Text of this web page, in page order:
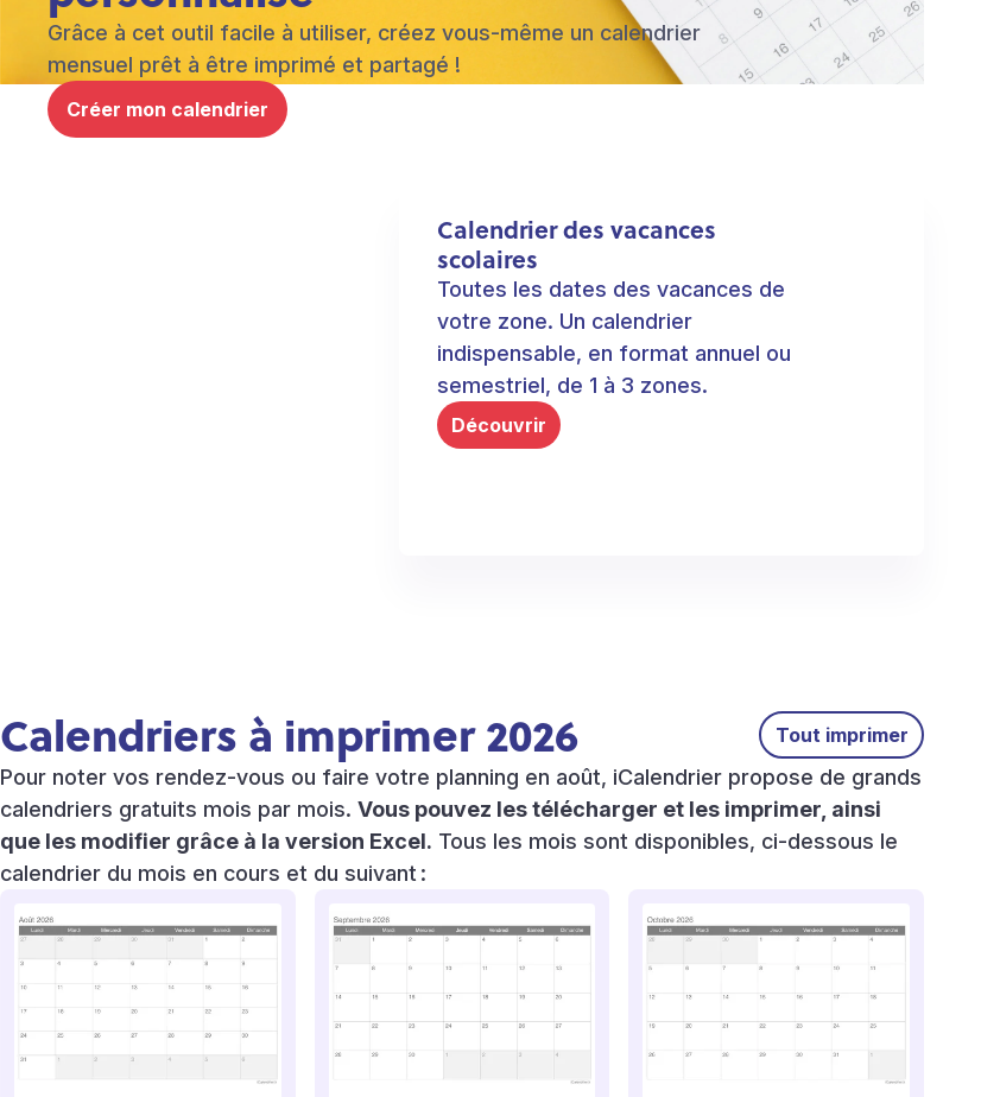
Grâce à cet outil facile à utiliser, créez vous-même un calendrier
mensuel prêt à être imprimé et partagé !
Créer mon calendrier
Calendrier des vacances
scolaires
Toutes les dates des vacances de
votre zone. Un calendrier
indispensable, en format annuel ou
semestriel, de 1 à 3 zones.
Découvrir
Calendriers à imprimer 2026 Tout imprimer
Pour noter vos rendez-vous ou faire votre planning en août, iCalendrier propose de grands
calendriers gratuits mois par mois. Vous pouvez les télécharger et les imprimer, ainsi
que les modifier grâce à la version Excel. Tous les mois sont disponibles, ci-dessous le
calendrier du mois en cours et du suivant :